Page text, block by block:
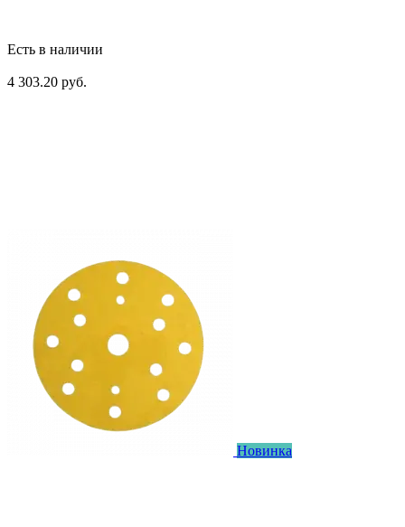
Есть в наличии
4 303.20 руб.
Новинка